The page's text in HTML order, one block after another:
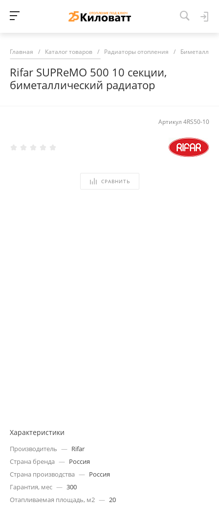
Главная / Каталог товаров / Радиаторы отопления /
Rifar SUPReMO 500 10 секции,
биметаллический радиатор
Артикул 4RS50-10
СРАВНИТЬ
Характеристики
Производитель — Rifar
Страна бренда — Россия
Страна производства — Россия
Гарантия, мес — 300
Отапливаемая площадь, м2 — 20